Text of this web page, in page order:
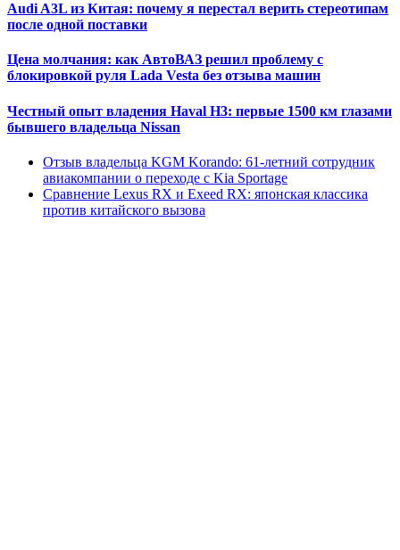
Audi A3L из Китая: почему я перестал верить стереотипам
после одной поставки
Цена молчания: как АвтоВАЗ решил проблему с
блокировкой руля Lada Vesta без отзыва машин
Честный опыт владения Haval H3: первые 1500 км глазами
бывшего владельца Nissan
Отзыв владельца KGM Korando: 61-летний сотрудник
авиакомпании о переходе с Kia Sportage
Сравнение Lexus RX и Exeed RX: японская классика
против китайского вызова